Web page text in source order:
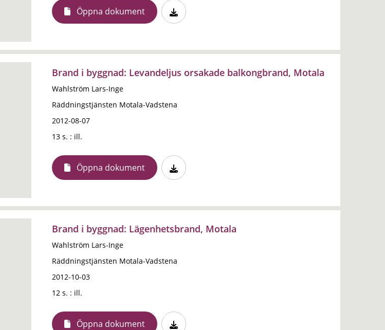
Öppna dokument
Brand i byggnad: Levandeljus orsakade balkongbrand, Motala
Wahlström Lars-Inge
Räddningstjänsten Motala-Vadstena
2012-08-07
13 s. : ill.
Öppna dokument
Brand i byggnad: Lägenhetsbrand, Motala
Wahlström Lars-Inge
Räddningstjänsten Motala-Vadstena
2012-10-03
12 s. : ill.
Öppna dokument